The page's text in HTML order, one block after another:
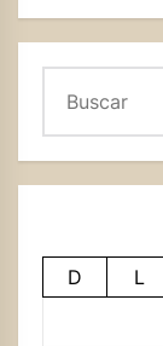
D L